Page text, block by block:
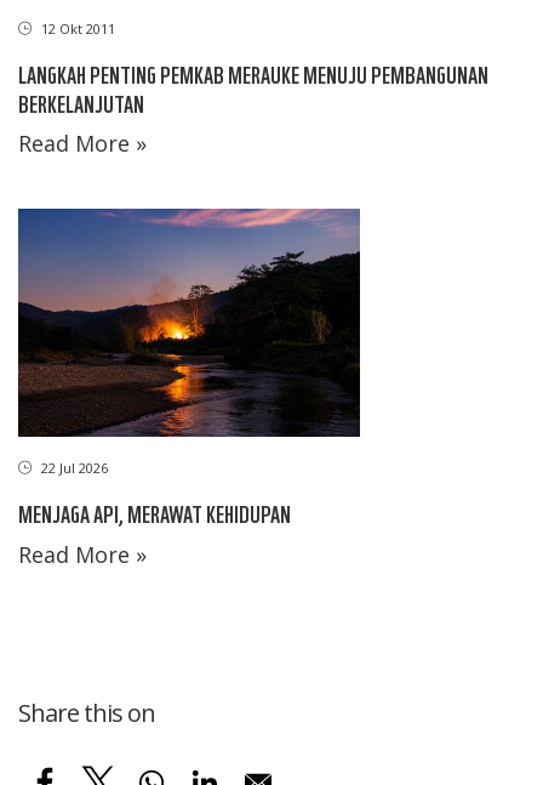
12 Okt 2011
LANGKAH PENTING PEMKAB MERAUKE MENUJU PEMBANGUNAN
BERKELANJUTAN
Read More »
22 Jul 2026
MENJAGA API, MERAWAT KEHIDUPAN
Read More »
Share this on